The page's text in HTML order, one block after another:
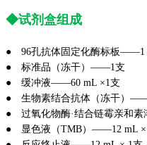
◆试剂盒组成
● 96孔抗体固定化酶标板——1
● 标准品（冻干）——1支
● 缓冲液——60 mL ×1支
● 生物素结合抗体（冻干）
● 过氧化物酶·结合链霉亲和
● 显色液（TMB）——12 mL ×